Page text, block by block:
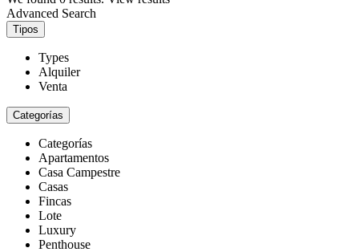
Advanced Search
Tipos
Types
Alquiler
Venta
Categorías
Categorías
Apartamentos
Casa Campestre
Casas
Fincas
Lote
Luxury
Penthouse